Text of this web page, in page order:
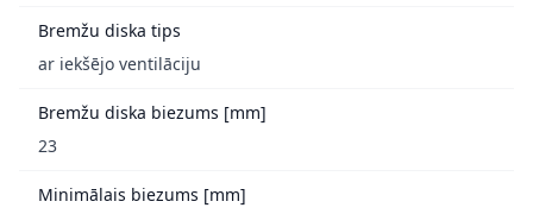
Bremžu diska tips
ar iekšējo ventilāciju
Bremžu diska biezums [mm]
23
Minimālais biezums [mm]